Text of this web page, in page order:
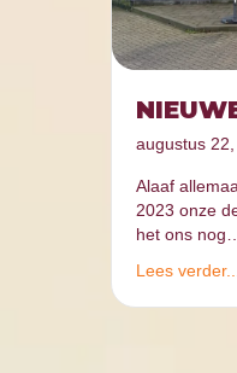
augustus
Alaaf
2023 onze
het ons nog…
Lees verder...